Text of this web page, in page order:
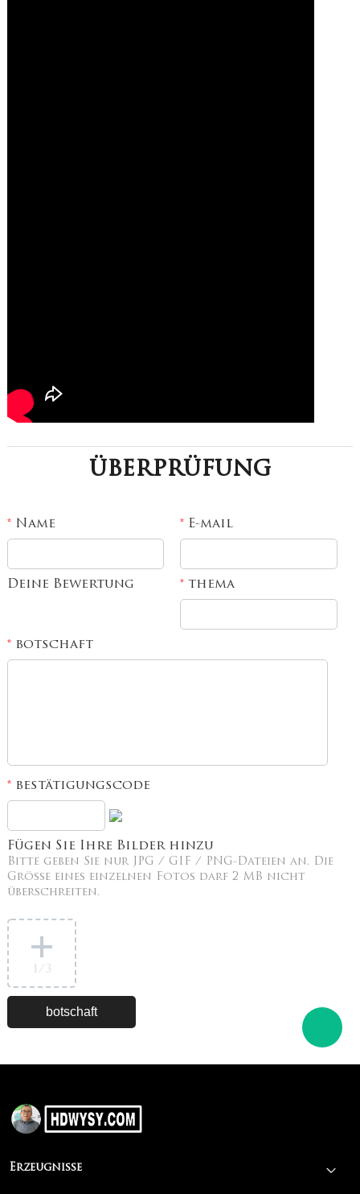
überprüfung
*Name *E-mail
Deine Bewertung *thema
*botschaft
*bestätigungscode
Fügen Sie Ihre Bilder hinzu
Bitte geben Sie nur JPG / GIF / PNG-Dateien an. Die
Größe eines einzelnen Fotos darf 2 MB nicht
überschreiten.
1 /3
Erzeugnisse